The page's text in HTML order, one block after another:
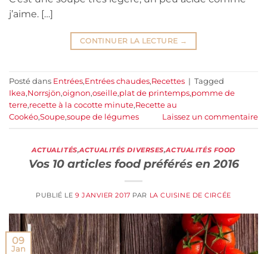
j’aime. […]
CONTINUER LA LECTURE →
Posté dans Entrées,Entrées chaudes,Recettes | Tagged
Ikea,Norrsjön,oignon,oseille,plat de printemps,pomme de
terre,recette à la cocotte minute,Recette au
Cookéo,Soupe,soupe de légumes Laissez un commentaire
ACTUALITÉS,ACTUALITÉS DIVERSES,ACTUALITÉS FOOD
Vos 10 articles food préférés en 2016
PUBLIÉ LE 9 JANVIER 2017 PAR LA CUISINE DE CIRCÉE
09
Jan